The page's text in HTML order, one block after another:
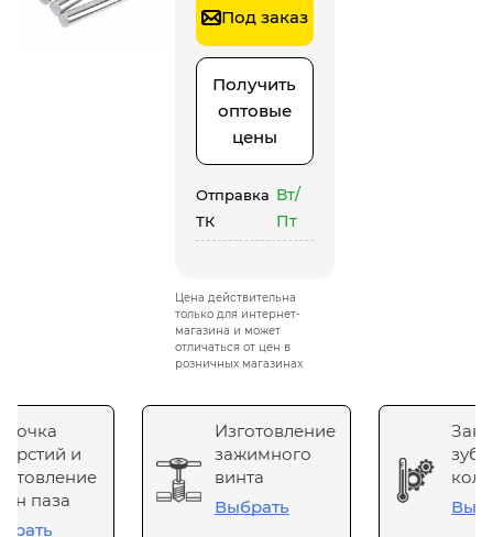
Под заказ
Получить
оптовые
цены
Отправка
ТК
Вт/
Пт
Цена действительна
только для интернет-
магазина и может
отличаться от цен в
розничных магазинах
и
паза
Изготовление
зажимного
винта
Выбрать